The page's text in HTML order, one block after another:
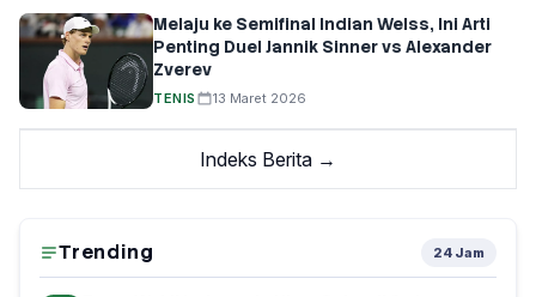
Melaju ke Semifinal Indian Welss, Ini Arti
Penting Duel Jannik Sinner vs Alexander
Zverev
TENIS 13 Maret 2026
Indeks Berita →
Trending 24 Jam